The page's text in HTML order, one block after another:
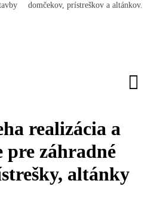
domčekov, prístreškov a altánkov.
realizácia a
pre záhradné
altánky